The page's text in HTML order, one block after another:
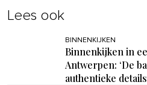
Lees ook
BINNENKIJKEN
Binnenkijken in
Antwerpen: ‘De
authentieke